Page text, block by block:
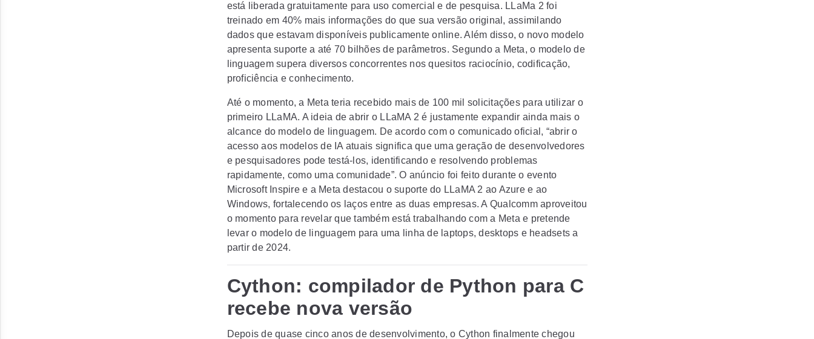
está liberada gratuitamente para uso comercial e de pesquisa. LLaMa 2 foi
treinado em 40% mais informações do que sua versão original, assimilando
dados que estavam disponíveis publicamente online. Além disso, o novo modelo
apresenta suporte a até 70 bilhões de parâmetros. Segundo a Meta, o modelo de
linguagem supera diversos concorrentes nos quesitos raciocínio, codificação,
proficiência e conhecimento.
Até o momento, a Meta teria recebido mais de 100 mil solicitações para utilizar o
primeiro LLaMA. A ideia de abrir o LLaMA 2 é justamente expandir ainda mais o
alcance do modelo de linguagem. De acordo com o comunicado oficial, “abrir o
acesso aos modelos de IA atuais significa que uma geração de desenvolvedores
e pesquisadores pode testá-los, identificando e resolvendo problemas
rapidamente, como uma comunidade”. O anúncio foi feito durante o evento
Microsoft Inspire e a Meta destacou o suporte do LLaMA 2 ao Azure e ao
Windows, fortalecendo os laços entre as duas empresas. A Qualcomm aproveitou
o momento para revelar que também está trabalhando com a Meta e pretende
levar o modelo de linguagem para uma linha de laptops, desktops e headsets a
partir de 2024.
Cython: compilador de Python para C
recebe nova versão
Depois de quase cinco anos de desenvolvimento, o Cython finalmente chegou